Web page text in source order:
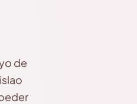
de